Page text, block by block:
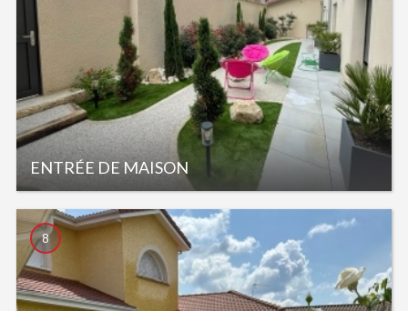
ENTRÉE DE MAISON
8